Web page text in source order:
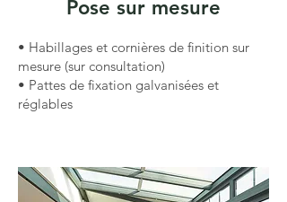
Pose sur mesure
• Habillages et cornières de finition sur
mesure (sur consultation)
• Pattes de fixation galvanisées et
réglables